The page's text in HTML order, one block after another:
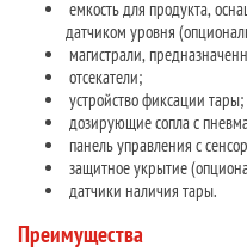
емкость для продукта,
датчиком уровня
магистрали,
отсекатели;
устройство фиксации тары;
дозирующие сопла с
панель управления с
защитное укрытие
датчики наличия тары.
Преимущества